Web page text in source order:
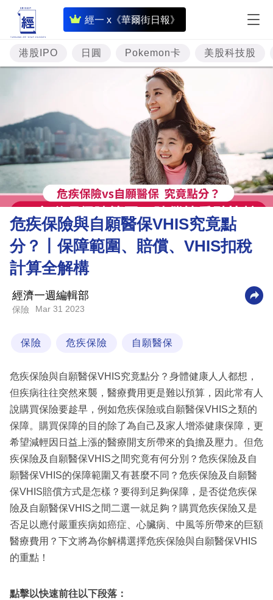
經一 x《華爾街日報》
即
時
財
經
資
市
理
財
商
業
科
技
場
生
活
時
事
訂
閱
專
區
港股IPO 日圓 Pokemon卡 美股科技股
危疾保險與自願醫保VHIS究竟點
分？丨保障範圍、賠償、VHIS扣稅
計算全解構
經濟一週編輯部
保險 Mar 31 2023
保險 危疾保險 自願醫保
危疾保險與自願醫保VHIS究竟點分？身體健康人人都想，
但疾病往往突然來襲，醫療費用更是難以預算，因此常有人
說購買保險要趁早，例如危疾保險或自願醫保VHIS之類的
保障。購買保障的目的除了為自己及家人增添健康保障，更
希望減輕因日益上漲的醫療開支所帶來的負擔及壓力。但危
疾保險及自願醫保VHIS之間究竟有何分別？危疾保險及自
願醫保VHIS的保障範圍又有甚麼不同？危疾保險及自願醫
保VHIS賠償方式是怎樣？要得到足夠保障，是否從危疾保
險及自願醫保VHIS之間二選一就足夠？購買危疾保險又是
否足以應付嚴重疾病如癌症、心臟病、中風等所帶來的巨額
醫療費用？下文將為你解構選擇危疾保險與自願醫保VHIS
的重點！
點擊以快速前往以下段落：